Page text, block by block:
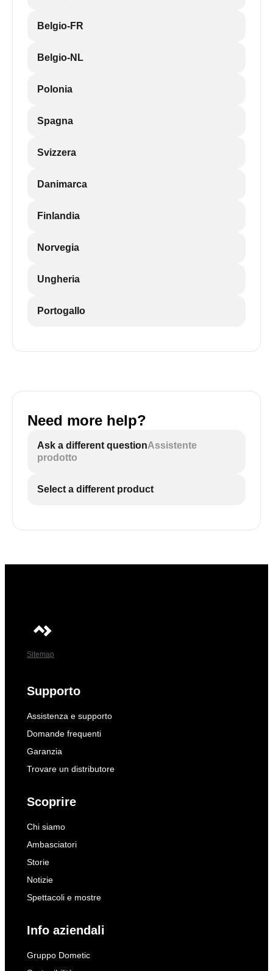
Belgio-FR
Belgio-NL
Polonia
Spagna
Svizzera
Danimarca
Finlandia
Norvegia
Ungheria
Portogallo
Need more help?
Ask a different questionAssistente
prodotto
Select a different product
Sitemap
Supporto
Assistenza e supporto
Domande frequenti
Garanzia
Trovare un distributore
Scoprire
Chi siamo
Ambasciatori
Storie
Notizie
Spettacoli e mostre
Info aziendali
Gruppo Dometic